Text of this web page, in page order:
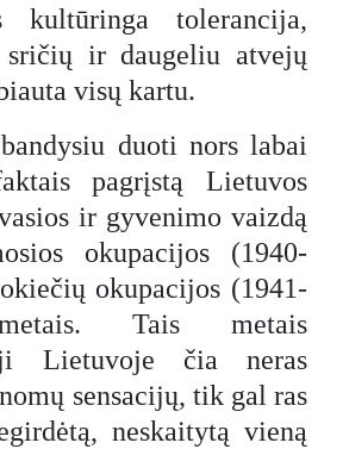
kultūringa tolerancija,
sričių ir daugeliu atvejų
visų kartu.
duoti nors labai
pagrįstą Lietuvos
ir gyvenimo vaizdą
okupacijos (1940-
okupacijos (1941-
Tais metais
Lietuvoje čia neras
sensacijų, tik gal ras
neskaitytą vieną